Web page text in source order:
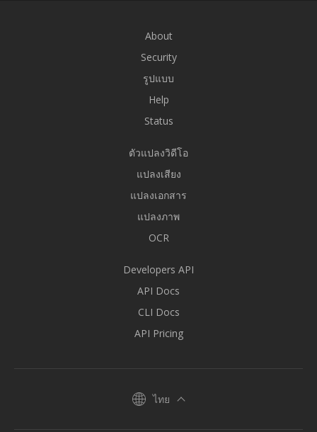
About
Security
รูปแบบ
Help
Status
ตัวแปลงวิดีโอ
แปลงเสียง
แปลงเอกสาร
แปลงภาพ
OCR
Developers API
API Docs
CLI Docs
API Pricing
ไทย